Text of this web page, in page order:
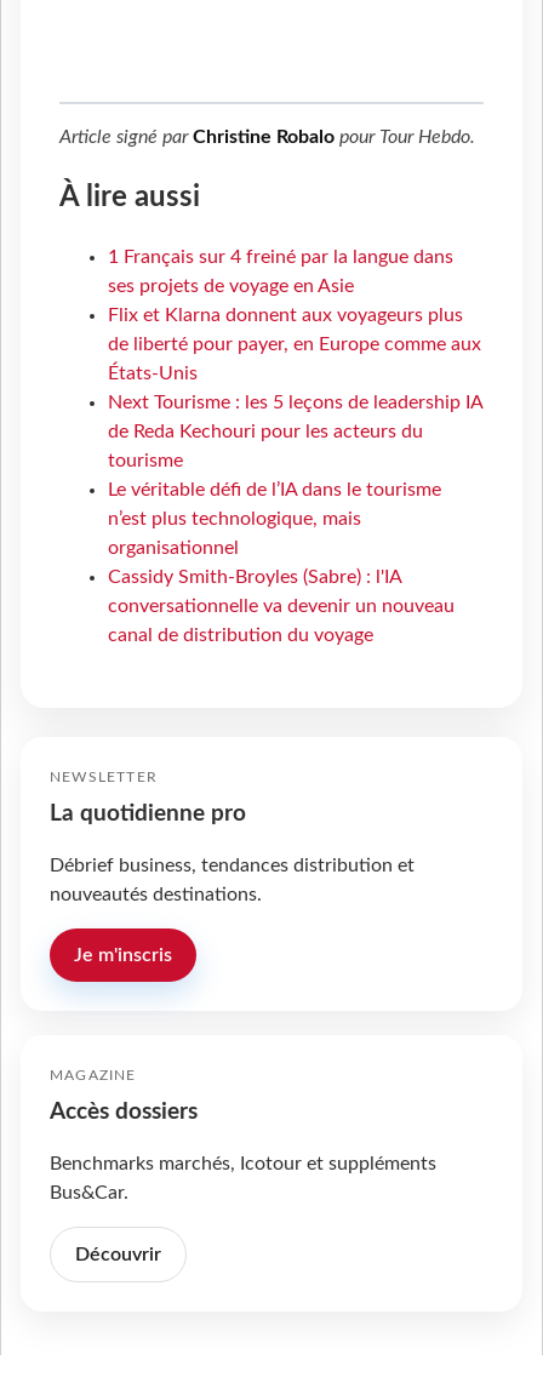
Article signé parChristine Robalo pour Tour Hebdo.
À lire aussi
1 Français sur 4 freiné par la langue dans
ses projets de voyage en Asie
Flix et Klarna donnent aux voyageurs plus
de liberté pour payer, en Europe comme aux
États-Unis
Next Tourisme : les 5 leçons de leadership IA
de Reda Kechouri pour les acteurs du
tourisme
Le véritable défi de l’IA dans le tourisme
n’est plus technologique, mais
organisationnel
Cassidy Smith-Broyles (Sabre) : l'IA
conversationnelle va devenir un nouveau
canal de distribution du voyage
NEWSLETTER
La quotidienne pro
Débrief business, tendances distribution et
nouveautés destinations.
Je m'inscris
MAGAZINE
Accès dossiers
Benchmarks marchés, Icotour et suppléments
Bus&Car.
Découvrir